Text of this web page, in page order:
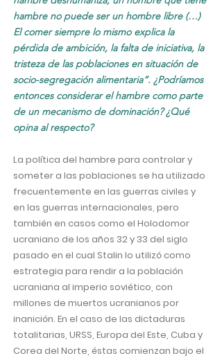
hambre no puede ser un hombre libre (…)
El comer siempre lo mismo explica la
pérdida de ambición, la falta de iniciativa, la
tristeza de las poblaciones en situación de
socio-segregación alimentaria”. ¿Podríamos
entonces considerar el hambre como parte
de un mecanismo de dominación? ¿Qué
opina al respecto?
La política del hambre para controlar y
someter a las poblaciones se ha utilizado
frecuentemente en las guerras civiles y
en las guerras internacionales, pero
también en casos como el Holodomor
ucraniano de los años 32 y 33 del siglo
pasado en el cual Stalin lo utilizó como
estrategia para rendir a la población
ucraniana al imperio soviético, con
millones de muertos ucranianos por
inanición. En el caso de las dictaduras
totalitarias, URSS, Europa del Este, Cuba y
Corea del Norte, éstas comienzan bajo el